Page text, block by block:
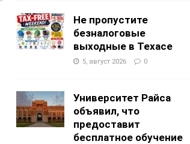
Не пропустите
безналоговые
выходные в Техасе
5, август 2026 0
Университет Райса
объявил, что
предоставит
бесплатное обучение